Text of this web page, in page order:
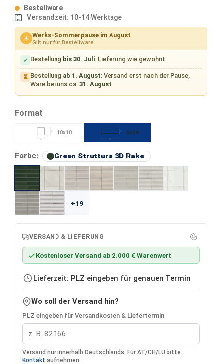
Bestellware
Versandzeit: 10-14 Werktage
☀ Werks-Sommerpause im August
Gilt nur für Bestellware
✓ Bestellung bis 30. Juli: Lieferung wie gewohnt.
⏳ Bestellung ab 1. August: Versand erst nach der Pause,
Ware bei uns ca.31. August.
Format
10x10
(Diese Option ist zurzeit nicht verfügbar.)
24
6 6x24
Farbe: Green Struttura 3D Rake auswählen
+19
VERSAND & LIEFERUNG
Kostenloser Versand ab 2.000 € Warenwert
Lieferzeit: PLZ eingeben für genauen Termin
Wo soll der Versand hin?
PLZ eingeben für Versandkosten & Liefertermin
Versand nur innerhalb Deutschlands. Für AT/CH/LU bitte
Kontakt aufnehmen.